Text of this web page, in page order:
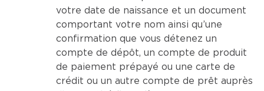
votre date de naissance et un document
comportant votre nom ainsi qu’une
confirmation que vous détenez un
compte de dépôt, un compte de produit
de paiement prépayé ou une carte de
crédit ou un autre compte de prêt auprès